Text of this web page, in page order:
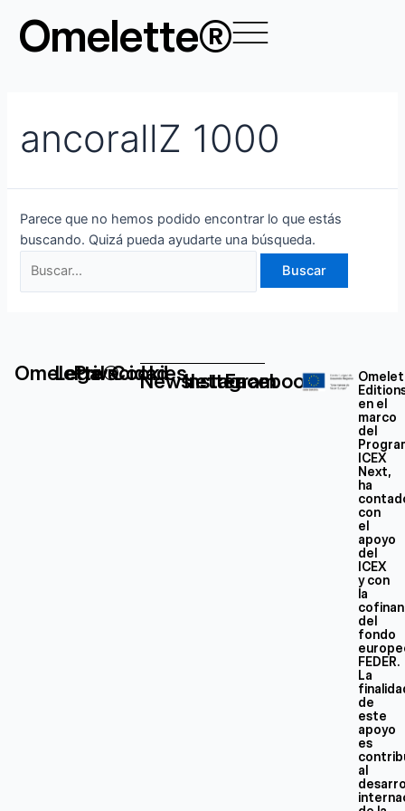
contenido
Omelette®
ancorallZ 1000
Parece que no hemos podido encontrar lo que estás
buscando. Quizá pueda ayudarte una búsqueda.
por:
Omelette®
Legal
Privacidad
Cookies
Newsletter
Instagram
Facebook
en el
marco
del
ICEX
Next,
ha
con
el
apoyo
del
ICEX
y con
la
del
fondo
FEDER.
La
de
este
apoyo
es
al